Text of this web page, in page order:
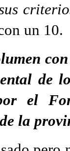
un 10.
de
el
la